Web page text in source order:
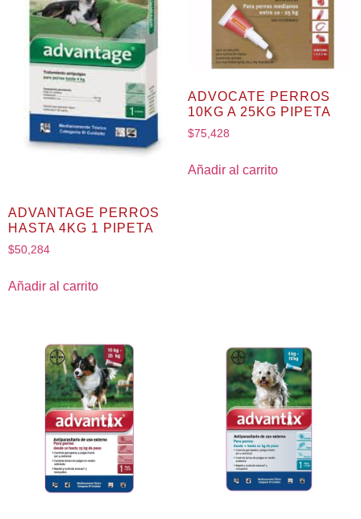
ADVANTAGE PERROS
HASTA 4KG 1 PIPETA
$50,284
Añadir al carrito
ADVOCATE PERROS
10KG A 25KG PIPETA
$75,428
Añadir al carrito